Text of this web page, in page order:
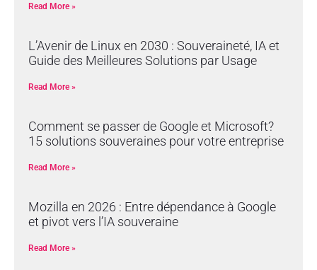
Read More »
L’Avenir de Linux en 2030 : Souveraineté, IA et
Guide des Meilleures Solutions par Usage
Read More »
Comment se passer de Google et Microsoft?
15 solutions souveraines pour votre entreprise
Read More »
Mozilla en 2026 : Entre dépendance à Google
et pivot vers l’IA souveraine
Read More »